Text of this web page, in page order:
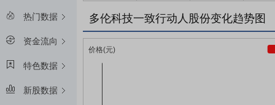
热门数据
资金流向
特色数据
新股数据
多伦科技一致行动人股份变化趋势图